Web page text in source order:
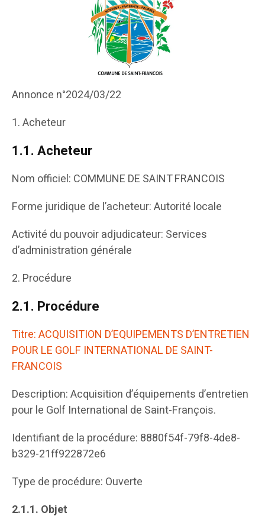
Annonce n°2024/03/22
1. Acheteur
1.1. Acheteur
Nom officiel: COMMUNE DE SAINT FRANCOIS
Forme juridique de l’acheteur: Autorité locale
Activité du pouvoir adjudicateur: Services
d’administration générale
2. Procédure
2.1. Procédure
Titre: ACQUISITION D’EQUIPEMENTS D’ENTRETIEN
POUR LE GOLF INTERNATIONAL DE SAINT-
FRANCOIS
Description: Acquisition d’équipements d’entretien
pour le Golf International de Saint-François.
Identifiant de la procédure: 8880f54f-79f8-4de8-
b329-21ff922872e6
Type de procédure: Ouverte
2.1.1. Objet